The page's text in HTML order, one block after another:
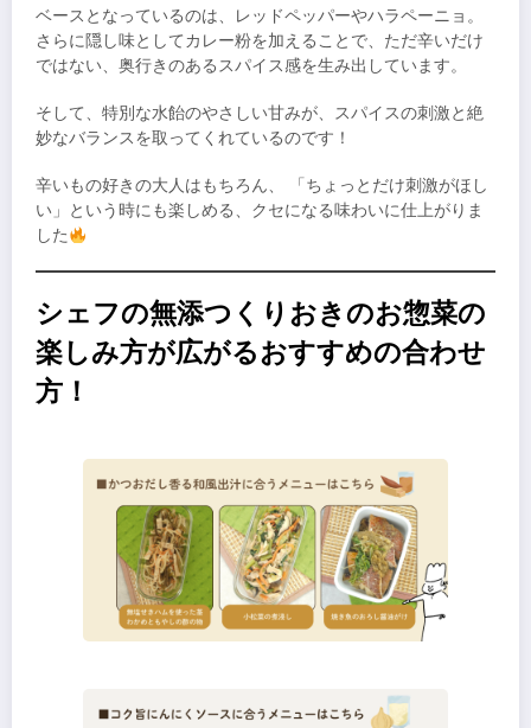
ベースとなっているのは、レッドペッパーやハラペーニョ。
さらに隠し味としてカレー粉を加えることで、ただ辛いだけ
ではない、奥行きのあるスパイス感を生み出しています。
そして、特別な水飴のやさしい甘みが、スパイスの刺激と絶
妙なバランスを取ってくれているのです！
辛いもの好きの大人はもちろん、 「ちょっとだけ刺激がほし
い」という時にも楽しめる、クセになる味わいに仕上がりま
した
シェフの無添つくりおきのお惣菜の
楽しみ方が広がるおすすめの合わせ
方！